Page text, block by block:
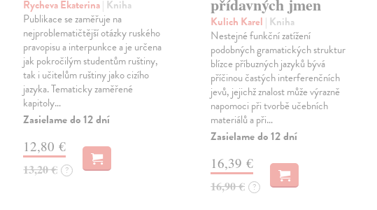
Rycheva Ekaterina| Kniha
Publikace se zaměřuje na
nejproblematičtější otázky ruského
pravopisu a interpunkce a je určena
jak pokročilým studentům ruštiny,
tak i učitelům ruštiny jako cizího
jazyka. Tematicky zaměřené
kapitoly…
Zasielame do 12 dní
12,80 €
13,20 € ?
přídavných jmen
Kulich Karel | Kniha
Nestejné funkční zatížení
podobných gramatických struktur
blízce příbuzných jazyků bývá
příčinou častých interferenčních
jevů, jejichž znalost může výrazně
napomoci při tvorbě učebních
materiálů a při…
Zasielame do 12 dní
16,39 €
16,90 € ?